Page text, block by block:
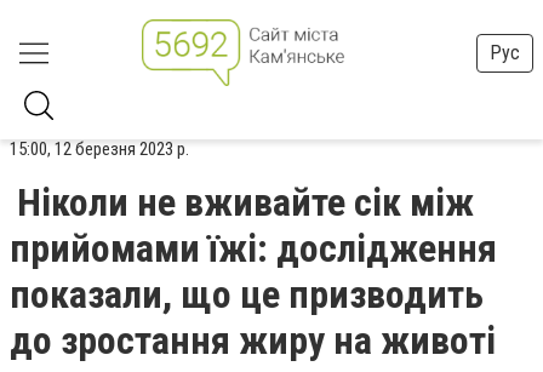
Рус
15:00, 12 березня 2023 р.
Ніколи не вживайте сік між
прийомами їжі: дослідження
показали, що це призводить
до зростання жиру на животі